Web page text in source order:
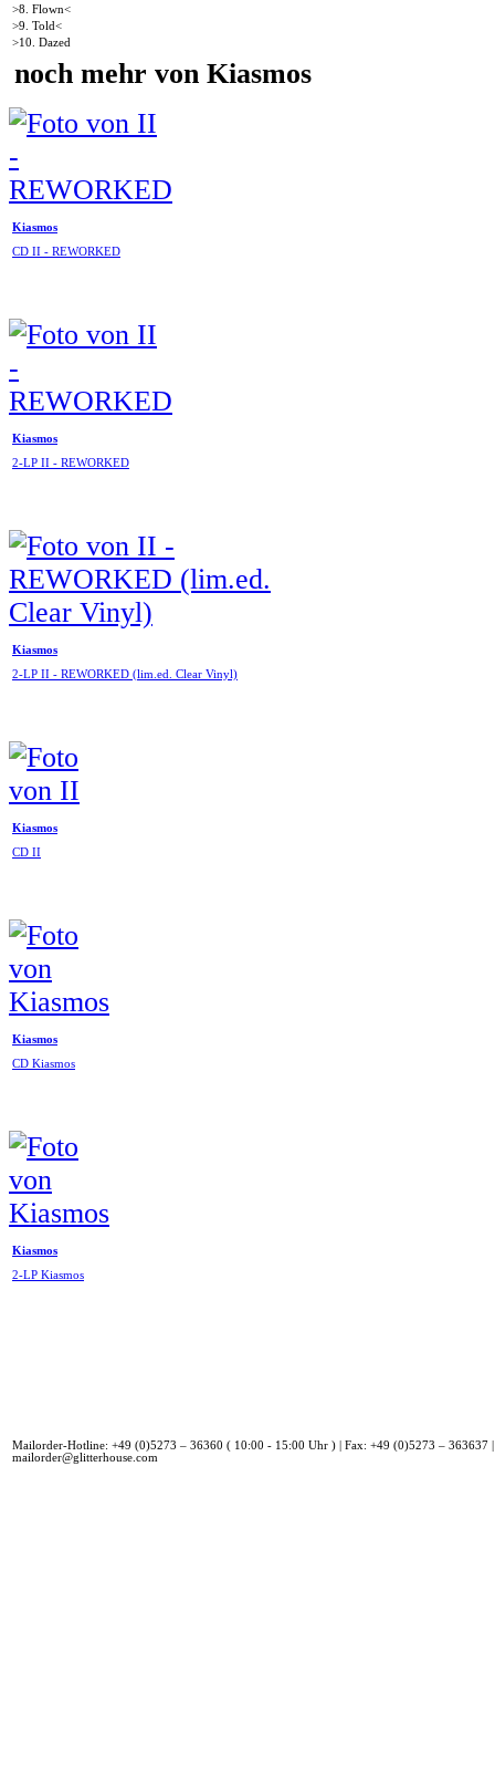
>8. Flown<
>9. Told<
>10. Dazed
noch mehr von Kiasmos
Kiasmos
CD II - REWORKED
Kiasmos
2-LP II - REWORKED
Kiasmos
2-LP II - REWORKED (lim.ed. Clear Vinyl)
Kiasmos
CD II
Kiasmos
CD Kiasmos
Kiasmos
2-LP Kiasmos
Mailorder-Hotline: +49 (0)5273 – 36360 ( 10:00 - 15:00 Uhr ) | Fax: +49 (0)5273 – 363637
mailorder@glitterhouse.com